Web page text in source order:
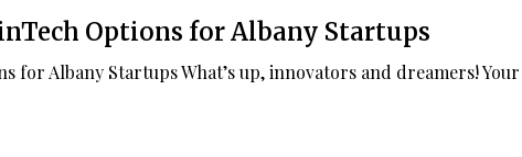
Options for Albany Startups
for Albany Startups What’s up, innovators and dreamers! Your